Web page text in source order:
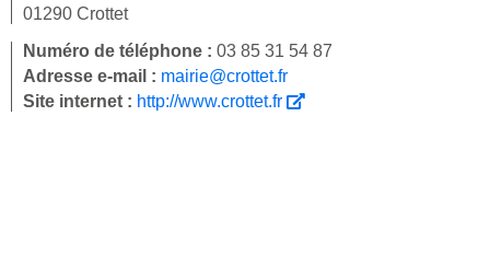
01290 Crottet
Numéro de téléphone : 03 85 31 54 87
Adresse e-mail : mairie@crottet.fr
Site internet : http://www.crottet.fr